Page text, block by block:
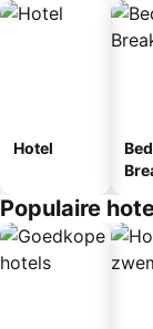
Hotel
Populaire